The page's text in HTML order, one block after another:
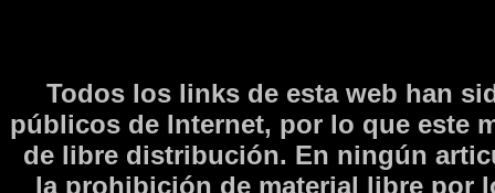
Todos los links de esta web han
públicos de Internet, por lo que este
de libre distribución. En ningún
la prohibición de material libre por